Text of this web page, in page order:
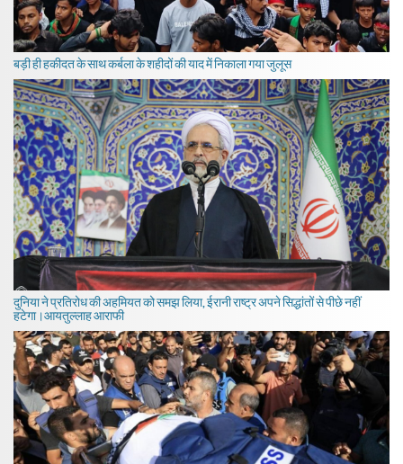
बड़ी ही हकीदत के साथ कर्बला के शहीदों की याद में निकाला गया जुलूस
दुनिया ने प्रतिरोध की अहमियत को समझ लिया, ईरानी राष्ट्र अपने सिद्धांतों से पीछे नहीं
हटेगा।आयतुल्लाह आराफी